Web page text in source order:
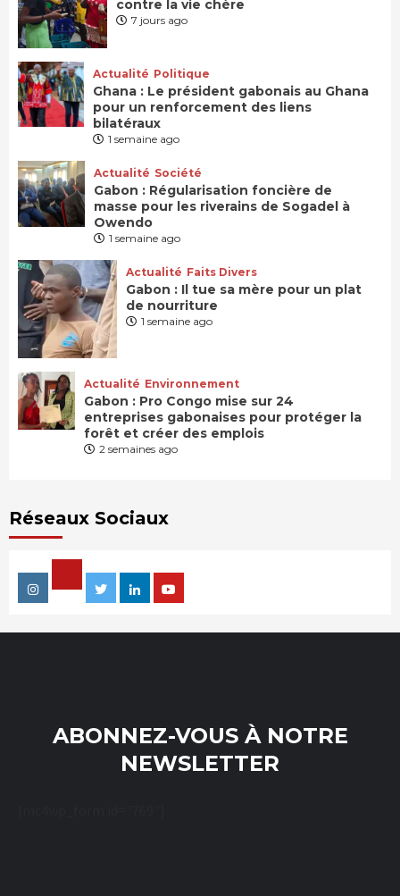
contre la vie chère
7 jours ago
Actualité Politique
Ghana : Le président gabonais au Ghana
pour un renforcement des liens
bilatéraux
1 semaine ago
Actualité Société
Gabon : Régularisation foncière de
masse pour les riverains de Sogadel à
Owendo
1 semaine ago
Actualité Faits Divers
Gabon : Il tue sa mère pour un plat
de nourriture
1 semaine ago
Actualité Environnement
Gabon : Pro Congo mise sur 24
entreprises gabonaises pour protéger la
forêt et créer des emplois
2 semaines ago
Réseaux Sociaux
Instagram
Facebook
TwitterLinkedin
ABONNEZ-VOUS À NOTRE
NEWSLETTER